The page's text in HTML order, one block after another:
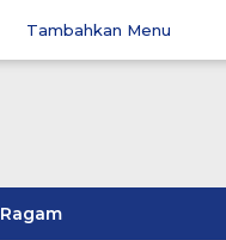
Tambahkan Menu
Ragam